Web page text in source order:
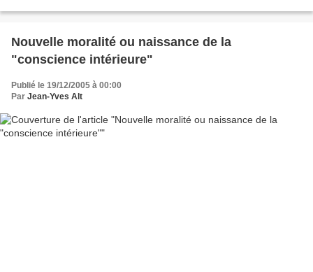
Nouvelle moralité ou naissance de la
"conscience intérieure"
Publié le 19/12/2005 à 00:00
Par Jean-Yves Alt